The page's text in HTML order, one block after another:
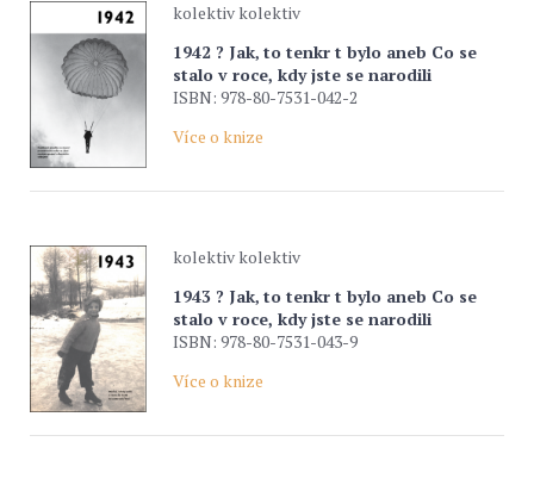
kolektiv kolektiv
1942 ? Jak‚ to tenkr t bylo aneb Co se
stalo v roce, kdy jste se narodili
ISBN: 978-80-7531-042-2
Více o knize
kolektiv kolektiv
1943 ? Jak‚ to tenkr t bylo aneb Co se
stalo v roce, kdy jste se narodili
ISBN: 978-80-7531-043-9
Více o knize